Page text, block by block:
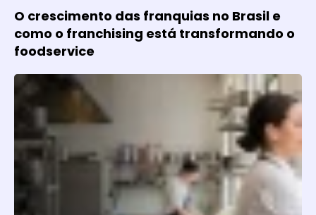
O crescimento das franquias no Brasil e
como o franchising está transformando o
foodservice